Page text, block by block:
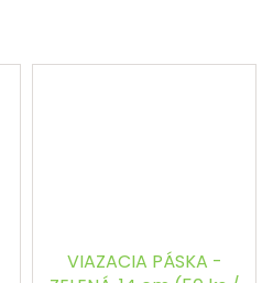
VIAZACIA PÁSKA -